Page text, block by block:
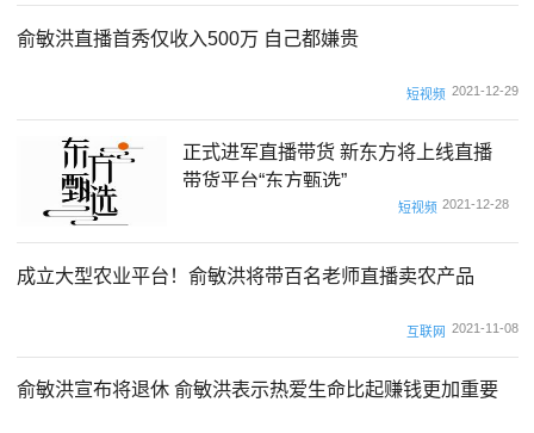
俞敏洪直播首秀仅收入500万 自己都嫌贵
短视频 2021-12-29
正式进军直播带货 新东方将上线直播
带货平台“东方甄选”
短视频 2021-12-28
成立大型农业平台！俞敏洪将带百名老师直播卖农产品
互联网 2021-11-08
俞敏洪宣布将退休 俞敏洪表示热爱生命比起赚钱更加重要